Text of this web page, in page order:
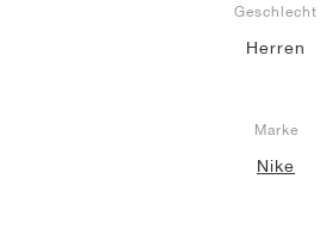
Geschlecht
Herren
Marke
Nike